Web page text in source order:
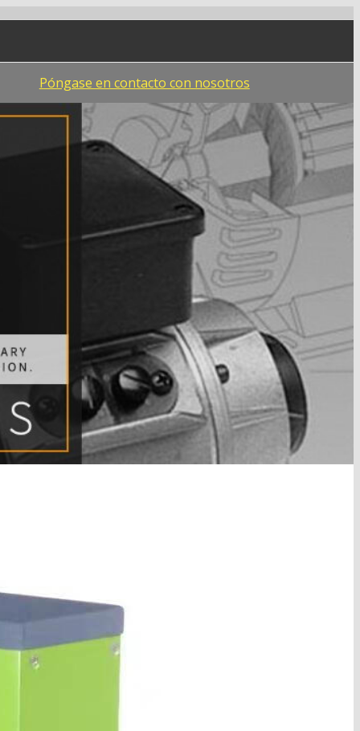
Póngase en contacto con nosotros